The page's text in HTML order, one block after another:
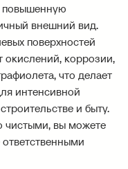
повышенную
внешний вид.
поверхностей
окислений, коррозии,
что делает
интенсивной
и быту.
чистыми, вы можете